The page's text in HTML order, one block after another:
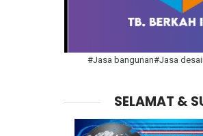
#Jasa bangunan#Jasa
SELAMAT &